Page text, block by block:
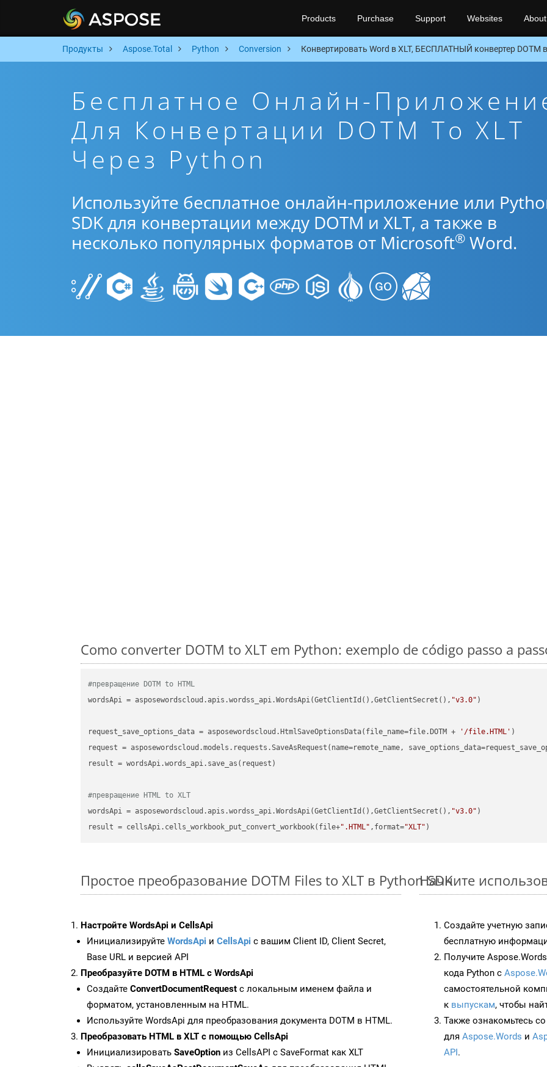
Products Purchase Support Websites About
Продукты Aspose.Total Python Conversion Конвертировать Word в XLT, БЕСПЛАТНЫЙ конвертер DOTM
Бесплатное Онлайн-
Для Конвертации DOTM To XLT
Через Python
Используйте бесплатное онлайн-приложение или
SDK для конвертации между DOTM и XLT, а также в
несколько популярных форматов от Microsoft® Word.
Como converter DOTM to XLT em Python: exemplo de código passo a
#превращение DOTM to HTML
wordsApi = asposewordscloud.apis.wordss_api.WordsApi(GetClientId(),GetClientSecret(), "v3.0" )
request_save_options_data = asposewordscloud.HtmlSaveOptionsData(file_name=file.DOTM + '/file.HTML'
request
result = wordsApi.words_api.save_as(request)
#превращение HTML to XLT
wordsApi = asposewordscloud.apis.wordss_api.WordsApi(GetClientId(),GetClientSecret(), "v3.0"
result = cellsApi.cells_workbook_put_convert_workbook(file+".HTML" ,format="XLT"
Простое преобразование DOTM Files to XLT в Python SDK
Настройте WordsApi и CellsApi
Инициализируйте WordsApi и CellsApi с вашим Client ID, Client Secret,
Base URL и версией API
Преобразуйте DOTM в HTML с WordsApi
Создайте ConvertDocumentRequest с локальным именем файла и
форматом, установленным на HTML.
Используйте WordsApi для преобразования документа DOTM в HTML.
Преобразовать HTML в XLT с помощью CellsApi
Инициализировать SaveOption из CellsAPI с SaveFormat как XLT
Начните
Создайте учетную
бесплатную
Получите
кода Python с
самостоятельной
к выпускам, чтобы
Также ознакомьтесь
для Aspose.Words и
API.